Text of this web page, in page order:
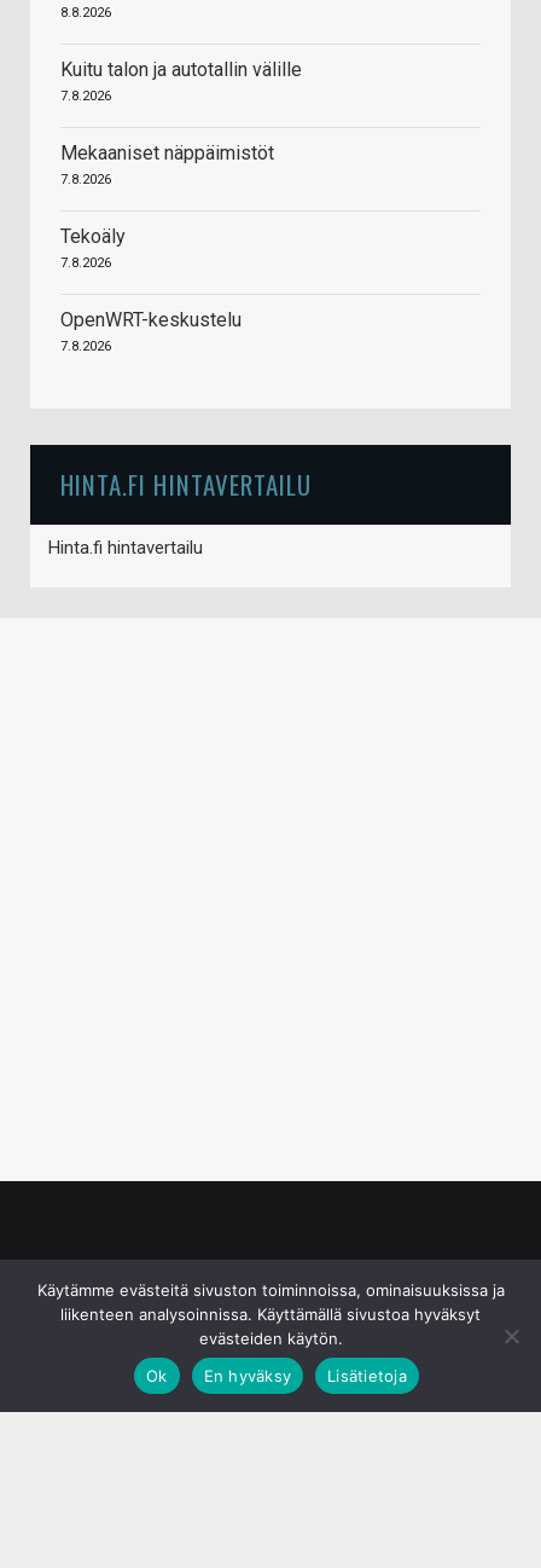
8.8.2026
Kuitu talon ja autotallin välille
7.8.2026
Mekaaniset näppäimistöt
7.8.2026
Tekoäly
7.8.2026
OpenWRT-keskustelu
7.8.2026
HINTA.FI HINTAVERTAILU
Hinta.fi hintavertailu
Käytämme evästeitä sivuston toiminnoissa, ominaisuuksissa ja
liikenteen analysoinnissa. Käyttämällä sivustoa hyväksyt
evästeiden käytön.
Ok
En hyväksy Lisätietoja